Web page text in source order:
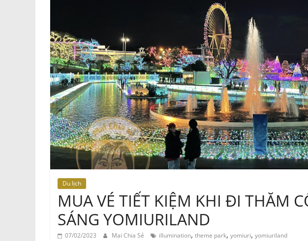
Du lịch
MUA VÉ TIẾT KIỆM KHI ĐI THĂM
SÁNG YOMIURILAND
07/02/2023 Mai Chia Sẻ illumination, theme park, yomiuri, yomiuriland